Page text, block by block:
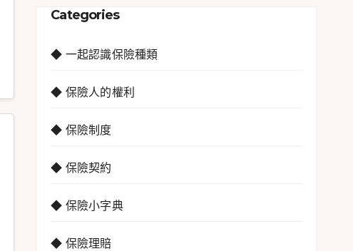
Categories
◆ 一起認識保險種類
◆ 保險人的權利
◆ 保險制度
◆ 保險契約
◆ 保險小字典
◆ 保險理賠